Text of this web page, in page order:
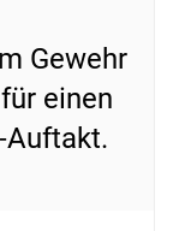
Gewehr
einen
Auftakt.